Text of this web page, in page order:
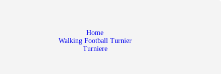
Home
Walking Football Turnier
Turniere